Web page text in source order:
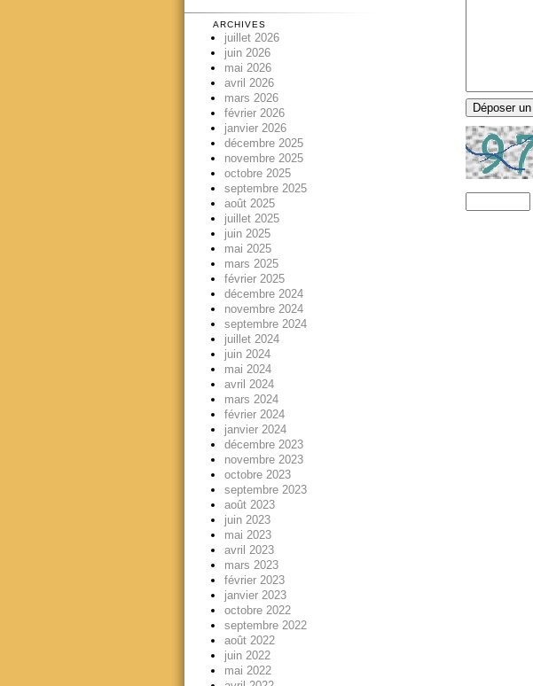
ARCHIVES
juillet 2026
juin 2026
mai 2026
avril 2026
mars 2026
février 2026
janvier 2026
décembre 2025
novembre 2025
octobre 2025
septembre 2025
août 2025
juillet 2025
juin 2025
mai 2025
mars 2025
février 2025
décembre 2024
novembre 2024
septembre 2024
juillet 2024
juin 2024
mai 2024
avril 2024
mars 2024
février 2024
janvier 2024
décembre 2023
novembre 2023
octobre 2023
septembre 2023
août 2023
juin 2023
mai 2023
avril 2023
mars 2023
février 2023
janvier 2023
octobre 2022
septembre 2022
août 2022
juin 2022
mai 2022